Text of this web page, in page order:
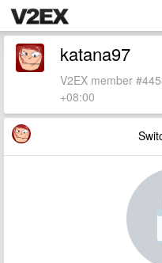
katana97
V2EX member
+08:00